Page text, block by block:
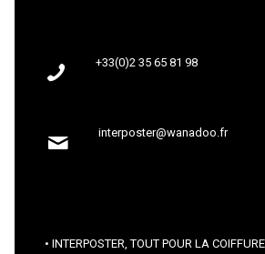
+33(0)2 35 65 81 98
interposter@wanadoo.fr
INTERPOSTER, TOUT POUR LA COIFFURE